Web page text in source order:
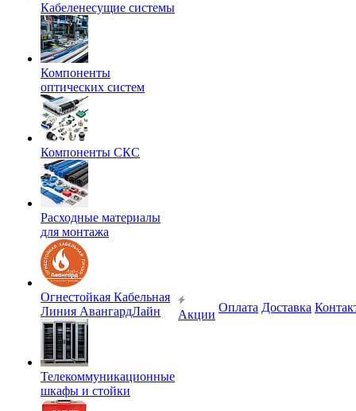
Кабеленесущие системы
Компоненты
оптических систем
Компоненты СКС
Расходные материалы
для монтажа
Огнестойкая Кабельная
Линия АвангардЛайн
Телекоммуникационные
шкафы и стойки
Акции
Оплата Доставка